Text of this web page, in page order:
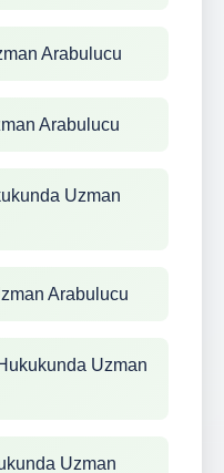
Arabulucu
Arabulucu
Uzman
Arabulucu
Uzman
Uzman